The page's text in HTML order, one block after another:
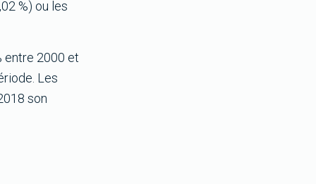
%) ou les
entre 2000 et
Les
son